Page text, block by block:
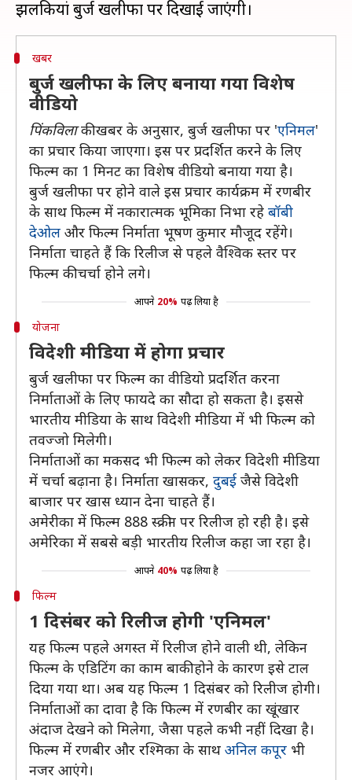
खबर
बुर्ज खलीफा के लिए बनाया गया विशेष
वीडियो
पिंकविलाकी खबर के अनुसार, बुर्ज खलीफा पर 'एनिमल'
का प्रचार किया जाएगा। इस पर प्रदर्शित करने के लिए
फिल्म का 1 मिनट का विशेष वीडियो बनाया गया है।
बुर्ज खलीफा पर होने वाले इस प्रचार कार्यक्रम में रणबीर
के साथ फिल्म में नकारात्मक भूमिका निभा रहे बॉबी
देओल और फिल्म निर्माता भूषण कुमार मौजूद रहेंगे।
निर्माता चाहते हैं कि रिलीज से पहले वैश्विक स्तर पर
फिल्म की चर्चा होने लगे।
आपने 20% पढ़ लिया है
योजना
विदेशी मीडिया में होगा प्रचार
बुर्ज खलीफा पर फिल्म का वीडियो प्रदर्शित करना
निर्माताओं के लिए फायदे का सौदा हो सकता है। इससे
भारतीय मीडिया के साथ विदेशी मीडिया में भी फिल्म को
तवज्जो मिलेगी।
निर्माताओं का मकसद भी फिल्म को लेकर विदेशी मीडिया
में चर्चा बढ़ाना है। निर्माता खासकर, दुबई जैसे विदेशी
बाजार पर खास ध्यान देना चाहते हैं।
अमेरीका में फिल्म 888 स्क्रीन पर रिलीज हो रही है। इसे
अमेरिका में सबसे बड़ी भारतीय रिलीज कहा जा रहा है।
आपने 40% पढ़ लिया है
फिल्म
1 दिसंबर को रिलीज होगी 'एनिमल'
यह फिल्म पहले अगस्त में रिलीज होने वाली थी, लेकिन
फिल्म के एडिटिंग का काम बाकी होने के कारण इसे टाल
दिया गया था। अब यह फिल्म 1 दिसंबर को रिलीज होगी।
निर्माताओं का दावा है कि फिल्म में रणबीर का खूंखार
अंदाज देखने को मिलेगा, जैसा पहले कभी नहीं दिखा है।
फिल्म में रणबीर और रश्मिका के साथ अनिल कपूर भी
नजर आएंगे।